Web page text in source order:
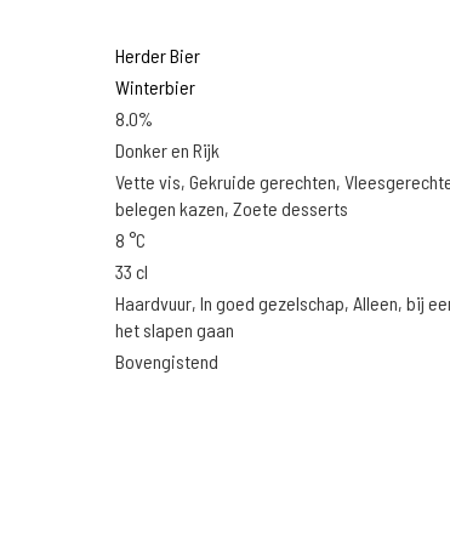
Herder Bier
Winterbier
8.0%
Donker en Rijk
Vette vis, Gekruide gerechten,
belegen kazen, Zoete desserts
8 °C
33 cl
Haardvuur, In goed gezelschap, Alleen, bij
het slapen gaan
Bovengistend